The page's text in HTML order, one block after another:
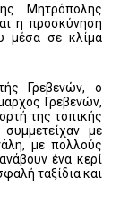
Μητρόπολης
η προσκύνηση
μέσα σε κλίμα
Γρεβενών, ο
Γρεβενών,
της τοπικής
με
με πολλούς
ένα κερί
ταξίδια και